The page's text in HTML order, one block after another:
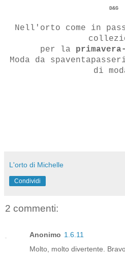
D&G
Nell'orto come in
per la
Moda da
di
L'orto di Michelle
Condividi
2 commenti:
Anonimo 1.6.11
Molto, molto divertente.